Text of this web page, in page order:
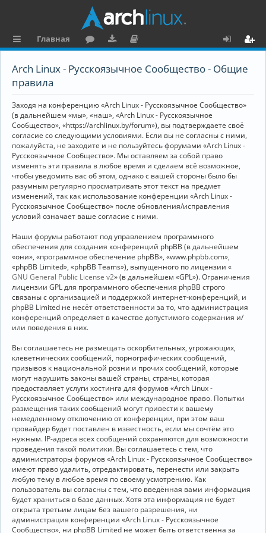
ы
к
и
Главная
ру
ру
и
ку
е
н
та
ц
и
я
о
Arch Linux - Русскоязычное Сообщество - Общие
правила
Заходя на конференцию «Arch Linux - Русскоязычное Сообщество»
(в дальнейшем «мы», «наш», «Arch Linux - Русскоязычное
Сообщество», «https://archlinux.by/forum»), вы подтверждаете своё
согласие со следующими условиями. Если вы не согласны с ними,
пожалуйста, не заходите и не пользуйтесь форумами «Arch Linux -
Русскоязычное Сообщество». Мы оставляем за собой право
изменять эти правила в любое время и сделаем всё возможное,
чтобы уведомить вас об этом, однако с вашей стороны было бы
разумным регулярно просматривать этот текст на предмет
изменений, так как использование конференции «Arch Linux -
Русскоязычное Сообщество» после обновления/исправления
условий означает ваше согласие с ними.
Наши форумы работают под управлением программного
обеспечения для создания конференций phpBB (в дальнейшем
«они», «программное обеспечение phpBB», «www.phpbb.com»,
«phpBB Limited», «phpBB Teams»), выпущенного по лицензии «
GNU General Public License v2» (в дальнейшем «GPL»). Ограничения
лицензии GPL для программного обеспечения phpBB строго
связаны с организацией и поддержкой интернет-конференций, и
phpBB Limited не несёт ответственности за то, что администрация
конференций определяет в качестве допустимого содержания и/
или поведения в них.
Вы соглашаетесь не размещать оскорбительных, угрожающих,
клеветнических сообщений, порнографических сообщений,
призывов к национальной розни и прочих сообщений, которые
могут нарушить законы вашей страны, страны, которая
предоставляет услуги хостинга для форумов «Arch Linux -
Русскоязычное Сообщество» или международное право. Попытки
размещения таких сообщений могут привести к вашему
немедленному отключению от конференции, при этом ваш
провайдер будет поставлен в известность, если мы сочтём это
нужным. IP-адреса всех сообщений сохраняются для возможности
проведения такой политики. Вы соглашаетесь с тем, что
администраторы форумов «Arch Linux - Русскоязычное Сообщество»
имеют право удалить, отредактировать, перенести или закрыть
любую тему в любое время по своему усмотрению. Как
пользователь вы согласны с тем, что введённая вами информация
будет храниться в базе данных. Хотя эта информация не будет
открыта третьим лицам без вашего разрешения, ни
администрация конференции «Arch Linux - Русскоязычное
Сообщество», ни phpBB Limited не может быть ответственна за